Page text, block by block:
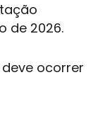
de 2026.
ocorrer